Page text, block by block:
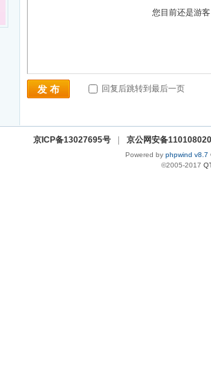
您目前还是游
发 布 回复后跳转到最后一页
京ICP备13027695号 京公网安备
Powered by phpwind v8.7
©2005-2017